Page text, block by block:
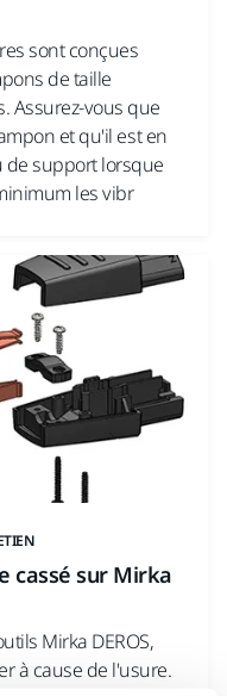
sont conçues
de taille
Assurez-vous que
et qu'il est en
de support lorsque
les vibr
cassé sur Mirka
Mirka DEROS,
à cause de l'usure.